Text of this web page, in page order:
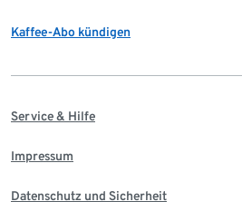
Kaffee-Abo kündigen
Service & Hilfe
Impressum
Datenschutz und Sicherheit